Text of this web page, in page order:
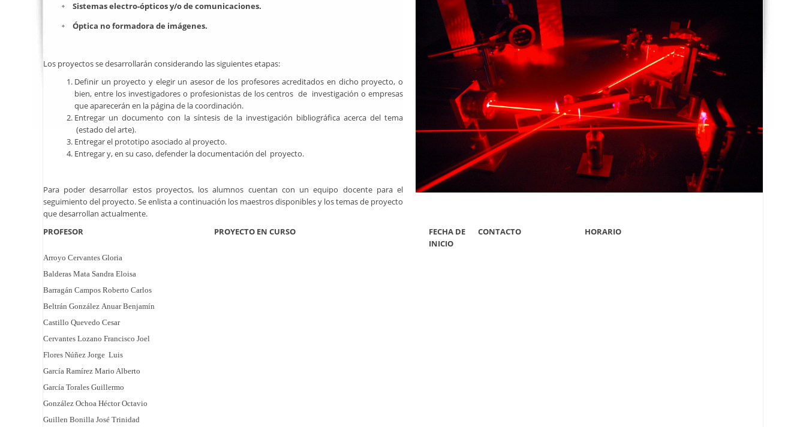
Sistemas electro-ópticos y/o de comunicaciones.
Óptica no formadora de imágenes.
Los proyectos se desarrollarán considerando las siguientes etapas:
Definir un proyecto y elegir un asesor de los profesores acreditados en dicho proyecto, o
bien, entre los investigadores o profesionistas de los centros de investigación o empresas
que aparecerán en la página de la coordinación.
Entregar un documento con la síntesis de la investigación bibliográfica acerca del tema
(estado del arte).
Entregar el prototipo asociado al proyecto.
Entregar y, en su caso, defender la documentación del proyecto.
Para poder desarrollar estos proyectos, los alumnos cuentan con un equipo docente para el
seguimiento del proyecto. Se enlista a continuación los maestros disponibles y los temas de proyecto
que desarrollan actualmente.
PROFESOR
PROYECTO EN CURSO
FECHA DE
INICIO
CONTACTO HORARIO
Arroyo Cervantes Gloria
Balderas Mata Sandra Eloisa
Barragán Campos Roberto Carlos
Beltrán González Anuar Benjamín
Castillo Quevedo Cesar
Cervantes Lozano Francisco Joel
Flores Núñez Jorge Luis
García Ramírez Mario Alberto
García Torales Guillermo
González Ochoa Héctor Octavio
Guillen Bonilla José Trinidad